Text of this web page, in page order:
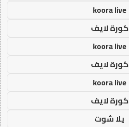
koora live
كورة لايف
koora live
كورة لايف
koora live
كورة لايف
يلا شوت